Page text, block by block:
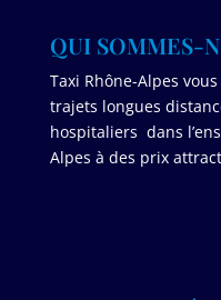
QUI SOMMES-
Taxi Rhône-Alpes
trajets longues
hospitaliers dans
Alpes à des prix